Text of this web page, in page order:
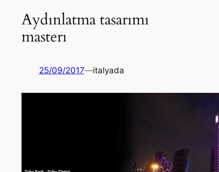
Aydınlatma tasarımı
masterı
25/09/2017—italyada